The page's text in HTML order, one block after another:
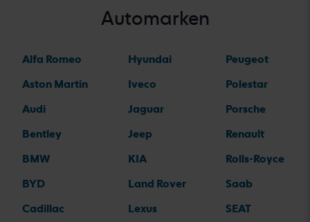
Automarken
Alfa Romeo
Aston Martin
Audi
Bentley
BMW
BYD
Cadillac
Hyundai
Iveco
Jaguar
Jeep
KIA
Land Rover
Lexus
Peugeot
Polestar
Porsche
Renault
Rolls-Royce
Saab
SEAT